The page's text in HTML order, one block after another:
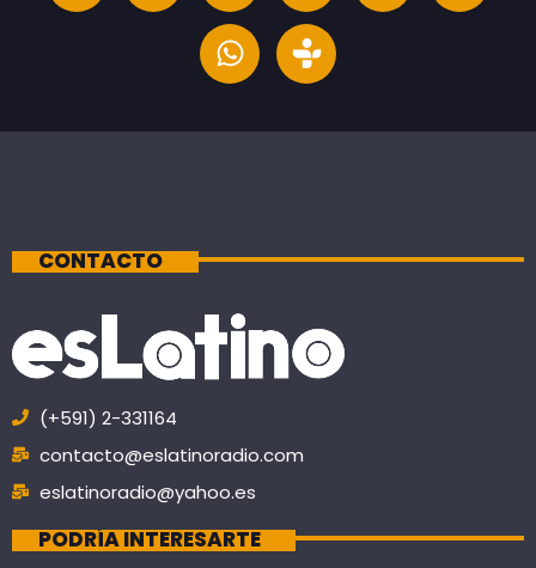
CONTACTO
(+591) 2-331164
contacto@eslatinoradio.com
eslatinoradio@yahoo.es
PODRÍA INTERESARTE